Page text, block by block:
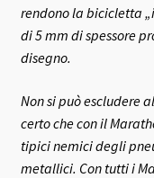
rendono la bicicletta
di 5 mm di spessore
disegno.
Non si può escludere
certo che con il
tipici nemici degli
metallici. Con tutti i